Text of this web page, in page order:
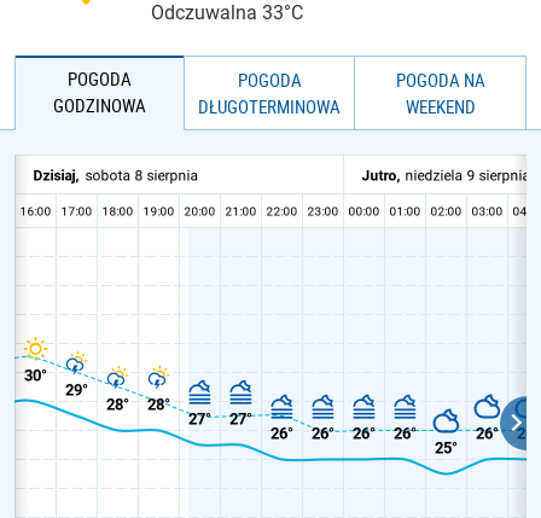
Odczuwalna 33°C
POGODA
GODZINOWA
POGODA
DŁUGOTERMINOWA
POGODA NA
WEEKEND